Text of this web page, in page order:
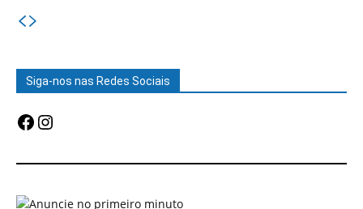
Siga-nos nas Redes Sociais
Facebook
Instagram